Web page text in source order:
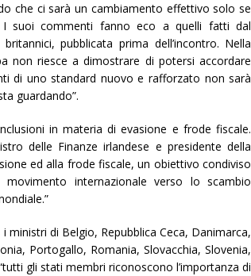
che ci sarà un cambiamento effettivo solo se
I suoi commenti fanno eco a quelli fatti dal
pubblicata prima dell’incontro. Nella
non riesce a dimostrare di potersi accordare
di uno standard nuovo e rafforzato non sarà
guardando”.
in materia di evasione e frode fiscale.
delle Finanze irlandese e presidente della
ed alla frode fiscale, un obiettivo condiviso
internazionale verso lo scambio
ministri di Belgio, Repubblica Ceca, Danimarca,
Portogallo, Romania, Slovacchia, Slovenia,
gli stati membri riconoscono l’importanza di